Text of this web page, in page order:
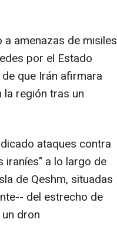
amenazas de misiles
por el Estado
que Irán afirmara
la región tras un
ataques contra
iraníes" a lo largo de
de Qeshm, situadas
del estrecho de
dron